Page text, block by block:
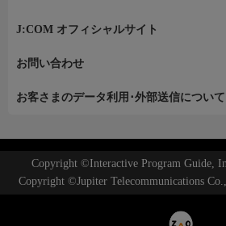
J:COM オフィシャルサイト
お問い合わせ
お客さまのデータ利用･外部送信について
Copyright ©Interactive Program Guide,
Copyright ©Jupiter Telecommunications